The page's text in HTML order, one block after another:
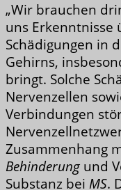
„Wir brauchen
uns Erkenntnisse
Schädigungen in
Gehirns,
bringt. Solche
Nervenzellen
Verbindungen
Zusammenhang
Behinderung und
Substanz bei MS.